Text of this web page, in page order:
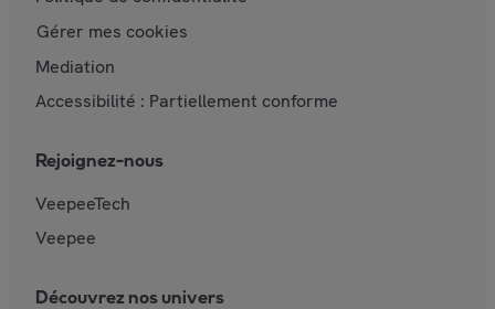
Gérer mes cookies
Mediation
Accessibilité : Partiellement conforme
Rejoignez-nous
VeepeeTech
Veepee
Découvrez nos univers